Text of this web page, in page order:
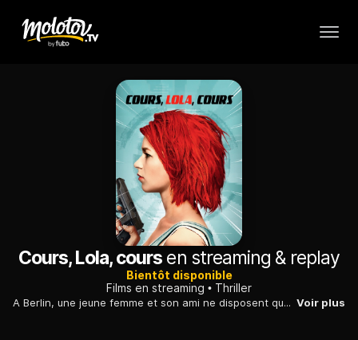
Cours, Lola, cours en streaming & replay
Bientôt disponible
Films en streaming
Thriller
A Berlin, une jeune femme et son ami ne disposent que de vingt minutes pour retrouver les 100 000 marks égarés et qu'ils doivent à un dealer... Voir plus